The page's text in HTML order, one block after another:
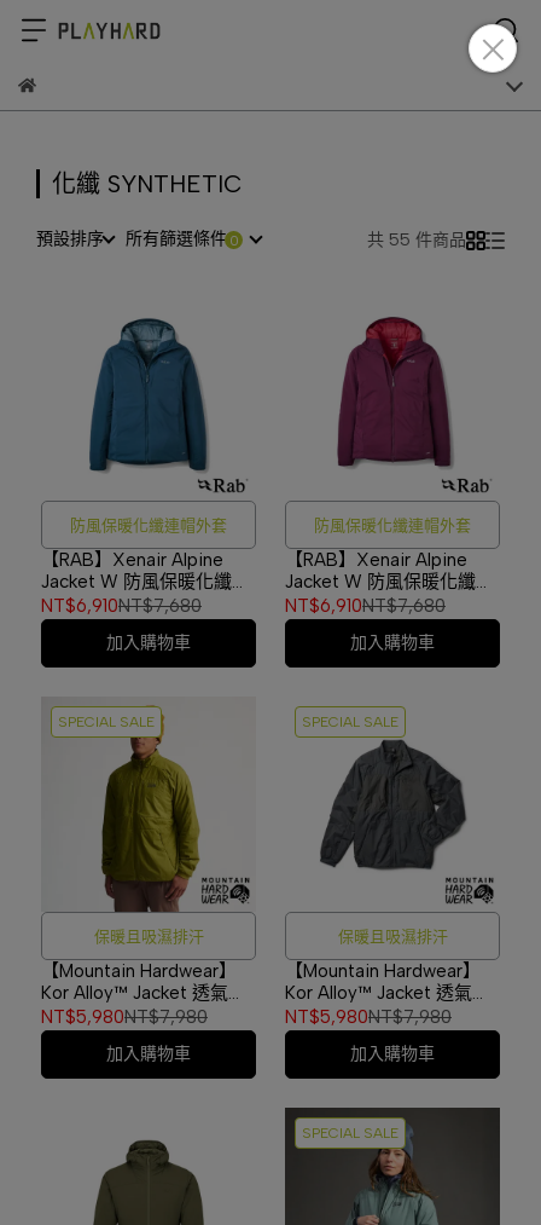
化纖 SYNTHETIC
預設排序 所有篩選條件 共 55 件商品
防風保暖化纖連帽外套
【RAB】Xenair Alpine
Jacket W 防風保暖化纖連
帽外套 女款 暴風藍
#QIP10
NT$6,910NT$7,680
加入購物車
防風保暖化纖連帽外套
【RAB】Xenair Alpine
Jacket W 防風保暖化纖連
帽外套 女款 桑葚紫
#QIP10
NT$6,910NT$7,680
加入購物車
SPECIAL SALE
保暖且吸濕排汗
【Mountain Hardwear】
Kor Alloy™ Jacket 透氣保
暖化纖外套 男款 草根綠
#2128341
NT$5,980NT$7,980
加入購物車
SPECIAL SALE
保暖且吸濕排汗
【Mountain Hardwear】
Kor Alloy™ Jacket 透氣保
暖化纖外套 男款 火山黑
#2128341
NT$5,980NT$7,980
加入購物車
SPECIAL SALE